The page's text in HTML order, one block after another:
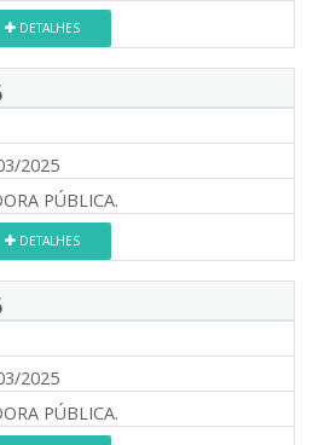
DETALHES
2025
PÚBLICA.
DETALHES
2025
PÚBLICA.